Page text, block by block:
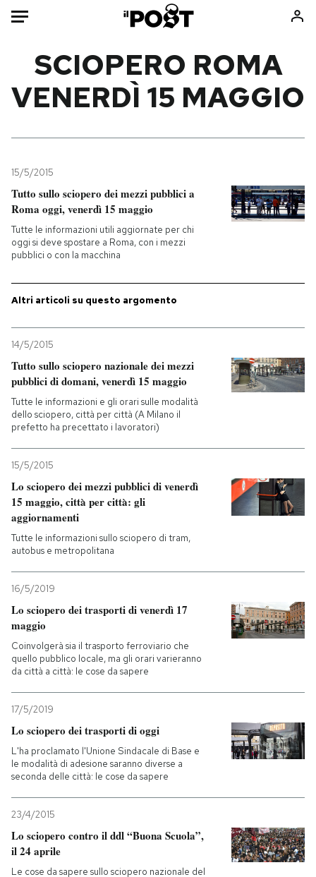
HOME
Mondo
Tecnologia
Internet
Cultura
Economia
Sport
Libri
Ok Boomer!
Europa
Mondiali calcio 2026
PODCAST
NEWSLETTER
SHOP
AREA PERSONALE
Entra
SCIOPERO ROMA
VENERDÌ 15 MAGGIO
15/5/2015
Tutto sullo sciopero dei mezzi pubblici a
Roma oggi, venerdì 15 maggio
Tutte le informazioni utili aggiornate per chi
oggi si deve spostare a Roma, con i mezzi
pubblici o con la macchina
Altri articoli su questo argomento
14/5/2015
Tutto sullo sciopero nazionale dei mezzi
pubblici di domani, venerdì 15 maggio
Tutte le informazioni e gli orari sulle modalità
dello sciopero, città per città (A Milano il
prefetto ha precettato i lavoratori)
15/5/2015
Lo sciopero dei mezzi pubblici di venerdì
15 maggio, città per città: gli
aggiornamenti
Tutte le informazioni sullo sciopero di tram,
autobus e metropolitana
16/5/2019
Lo sciopero dei trasporti di venerdì 17
maggio
Coinvolgerà sia il trasporto ferroviario che
quello pubblico locale, ma gli orari varieranno
da città a città: le cose da sapere
17/5/2019
Lo sciopero dei trasporti di oggi
L'ha proclamato l'Unione Sindacale di Base e
le modalità di adesione saranno diverse a
seconda delle città: le cose da sapere
23/4/2015
Lo sciopero contro il ddl “Buona Scuola”,
il 24 aprile
Le cose da sapere sullo sciopero nazionale del